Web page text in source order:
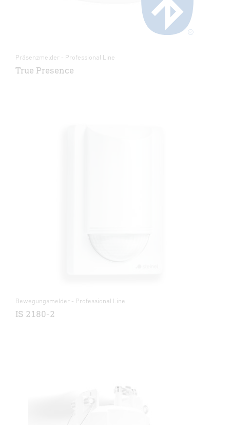
Präsenzmelder - Professional Line
True Presence
Bewegungsmelder - Professional Line
IS 2180-2